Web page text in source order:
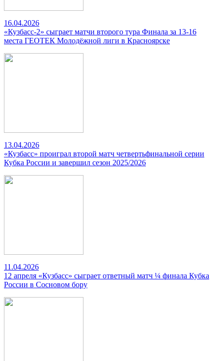
16.04.2026
«Кузбасс-2» сыграет матчи второго тура Финала за 13-16
места ГЕОТЕК Молодёжной лиги в Красноярске
13.04.2026
«Кузбасс» проиграл второй матч четвертьфинальной серии
Кубка России и завершил сезон 2025/2026
11.04.2026
12 апреля «Кузбасс» сыграет ответный матч ¼ финала Кубка
России в Сосновом бору